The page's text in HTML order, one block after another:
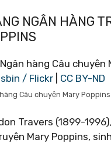
NGÂN HÀNG
/ Flickr CC BY-ND
Câu chuyện Mary Poppins
Travers (1899-
Mary Poppins,